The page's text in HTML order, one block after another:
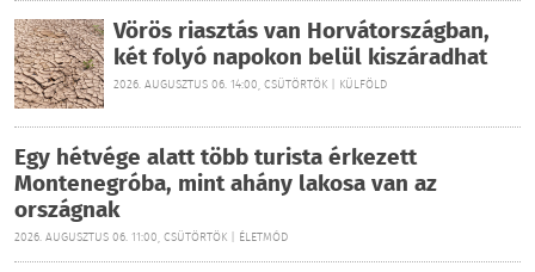
Vörös riasztás van Horvátországban,
két folyó napokon belül kiszáradhat
2026. AUGUSZTUS 06. 14:00, CSÜTÖRTÖK | KÜLFÖLD
Egy hétvége alatt több turista érkezett
Montenegróba, mint ahány lakosa van az
országnak
2026. AUGUSZTUS 06. 11:00, CSÜTÖRTÖK | ÉLETMÓD